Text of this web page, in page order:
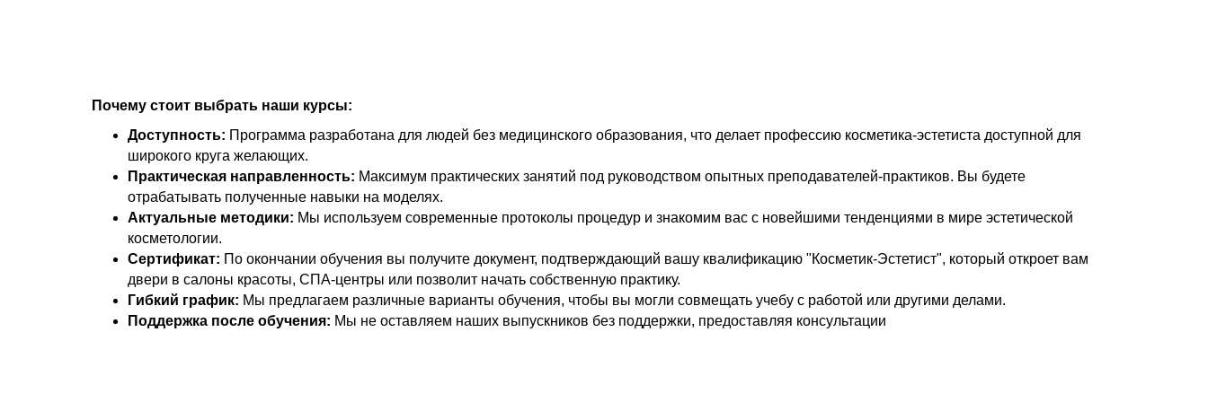
Почему стоит выбрать наши курсы:
Доступность: Программа разработана для людей без медицинского образования, что делает профессию косметика-эстетиста доступной для
широкого круга желающих.
Практическая направленность: Максимум практических занятий под руководством опытных преподавателей-практиков. Вы будете
отрабатывать полученные навыки на моделях.
Актуальные методики: Мы используем современные протоколы процедур и знакомим вас с новейшими тенденциями в мире эстетической
косметологии.
Сертификат: По окончании обучения вы получите документ, подтверждающий вашу квалификацию "Косметик-Эстетист", который откроет вам
двери в салоны красоты, СПА-центры или позволит начать собственную практику.
Гибкий график: Мы предлагаем различные варианты обучения, чтобы вы могли совмещать учебу с работой или другими делами.
Поддержка после обучения: Мы не оставляем наших выпускников без поддержки, предоставляя консультации